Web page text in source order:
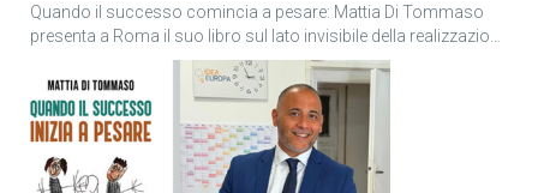
Quando il successo comincia a pesare: Mattia Di Tommaso
presenta a Roma il suo libro sul lato invisibile della realizzazione